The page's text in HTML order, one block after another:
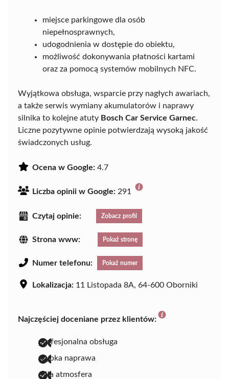
miejsce parkingowe dla osób
niepełnosprawnych,
udogodnienia w dostępie do obiektu,
możliwość dokonywania płatności kartami
oraz za pomocą systemów mobilnych NFC.
Wyjątkowa obsługa, wsparcie przy nagłych awariach,
a także serwis wymiany akumulatorów i naprawy
silnika to kolejne atuty Bosch Car Service Garnec.
Liczne pozytywne opinie potwierdzają wysoką jakość
świadczonych usług.
Ocena w Google: 4.7
Liczba opinii w Google: 291
Czytaj opinie: Zobacz profil
Strona www: Pokaż stronę
Numer telefonu: Pokaż numer
Lokalizacja: 11 Listopada 8A, 64-600 Oborniki
Najczęściej doceniane przez klientów:
profesjonalna obsługa
szybka naprawa
miła atmosfera